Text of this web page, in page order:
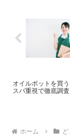
オイルポットを買
スパ重視で徹底調
ホーム